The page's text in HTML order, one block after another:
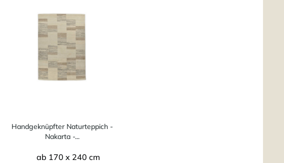
Handgeknüpfter Naturteppich -
Nakarta -...
ab 170 x 240 cm